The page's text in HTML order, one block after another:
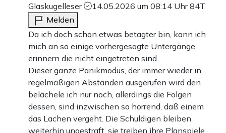
Glaskugelleser
14.05.2026 um 08:14 Uhr84T
Melden
Da ich doch schon etwas betagter bin, kann ich
mich an so einige vorhergesagte Untergänge
erinnern die nicht eingetreten sind.
Dieser ganze Panikmodus, der immer wieder in
regelmäßigen Abständen ausgerufen wird den
belächele ich nur noch, allerdings die Folgen
dessen, sind inzwischen so horrend, daß einem
das Lachen vergeht. Die Schuldigen bleiben
weiterhin ungestraft, sie treiben ihre Planspiele